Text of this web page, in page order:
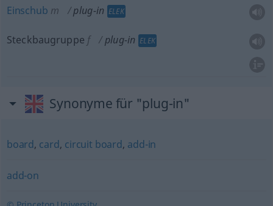
Einschub m plug-in ELEK
Steckbaugruppe f plug-in ELEK
Synonyme für "plug-in"
board, card, circuit board, add-in
add-on